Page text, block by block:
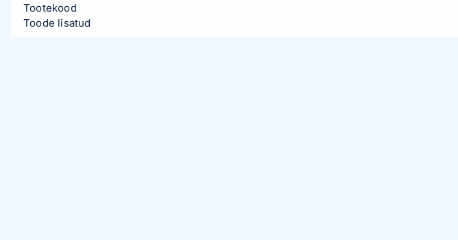
Tootekood
Toode lisatud